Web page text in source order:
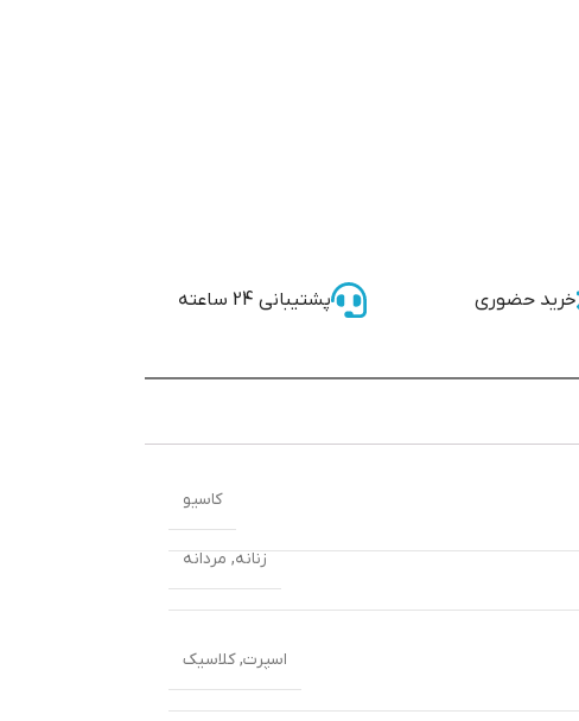
خرید حضوری پشتیبانی 24 ساعته
زنانه,مردانه
اسپرت,کلاسیک
کاسیو